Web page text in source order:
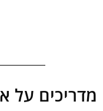
מדריכים על